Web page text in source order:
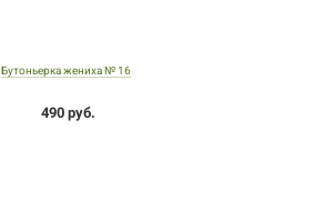
Бутоньерка жениха № 16
490 руб.